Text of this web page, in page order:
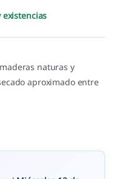
existencias
naturas y
aproximado entre